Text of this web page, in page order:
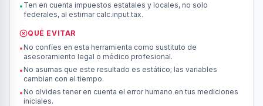
• Ten en cuenta impuestos estatales y locales, no solo
federales, al estimar calc.input.tax.
QUÉ EVITAR
• No confíes en esta herramienta como sustituto de
asesoramiento legal o médico profesional.
• No asumas que este resultado es estático; las variables
cambian con el tiempo.
• No olvides tener en cuenta el error humano en tus mediciones
iniciales.